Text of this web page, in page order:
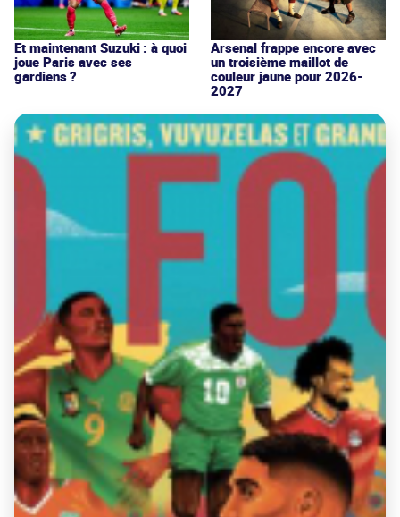
Et maintenant Suzuki : à quoi
joue Paris avec ses
gardiens ?
Arsenal frappe encore avec
un troisième maillot de
couleur jaune pour 2026-
2027